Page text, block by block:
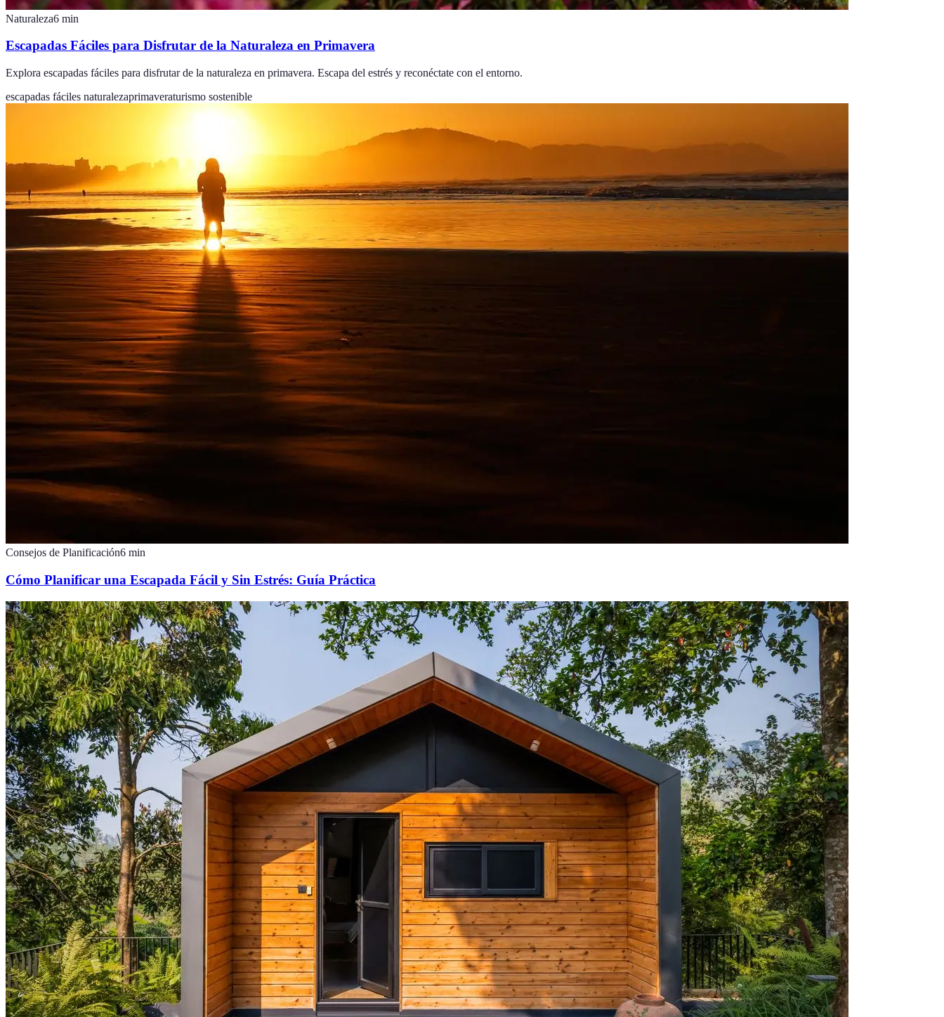
Naturaleza6 min
Escapadas Fáciles para Disfrutar de la Naturaleza en Primavera
Explora escapadas fáciles para disfrutar de la naturaleza en primavera. Escapa del estrés y reconéctate con el entorno.
escapadas fáciles naturalezaprimaveraturismo sostenible
Consejos de Planificación6 min
Cómo Planificar una Escapada Fácil y Sin Estrés: Guía Práctica